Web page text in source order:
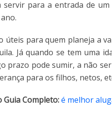
para a entrada de
úteis para quem planeja a
Já quando se tem uma
prazo pode sumir, a não
para os filhos, netos,
Completo:é melhor